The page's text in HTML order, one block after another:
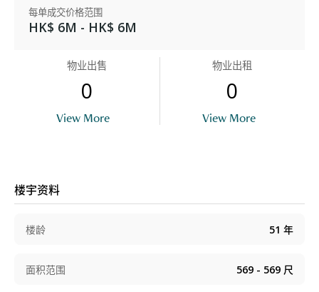
每单成交价格范围
HK$ 6M - HK$ 6M
物业出售
0
View More
物业出租
0
View More
楼宇资料
楼龄 51 年
面积范围 569 - 569 尺